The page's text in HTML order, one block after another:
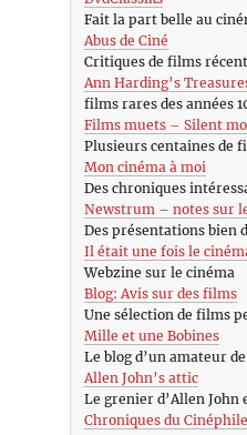
Fait la part belle au
Abus de Ciné
Critiques de films
Ann Harding’s
films rares des années
Films muets – Silent
Plusieurs centaines de
Mon cinéma à moi
Des chroniques
Newstrum – notes sur
Des présentations bien
Il était une fois le
Webzine sur le cinéma
Blog: Avis sur des films
Une sélection de films
Mille et une Bobines
Le blog d’un amateur
Allen John’s attic
Le grenier d’Allen John
Chroniques du